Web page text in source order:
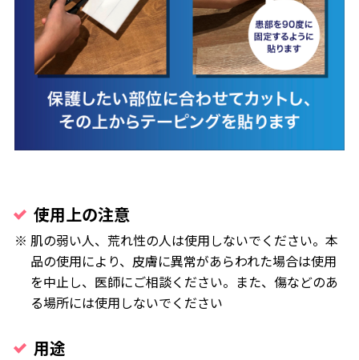
使用上の注意
肌の弱い人、荒れ性の人は使用しないでください。本
品の使用により、皮膚に異常があらわれた場合は使用
を中止し、医師にご相談ください。また、傷などのあ
る場所には使用しないでください
用途